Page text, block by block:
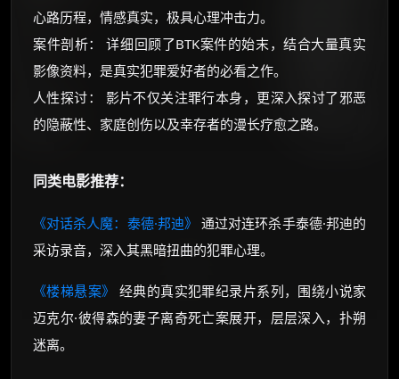
心路历程，情感真实，极具心理冲击力。
案件剖析： 详细回顾了BTK案件的始末，结合大量真实
影像资料，是真实犯罪爱好者的必看之作。
人性探讨： 影片不仅关注罪行本身，更深入探讨了邪恶
的隐蔽性、家庭创伤以及幸存者的漫长疗愈之路。
同类电影推荐：
《对话杀人魔：泰德·邦迪》 通过对连环杀手泰德·邦迪的
采访录音，深入其黑暗扭曲的犯罪心理。
《楼梯悬案》
经典的真实犯罪纪录片系列，围绕小说家
迈克尔·彼得森的妻子离奇死亡案展开，层层深入，扑朔
迷离。